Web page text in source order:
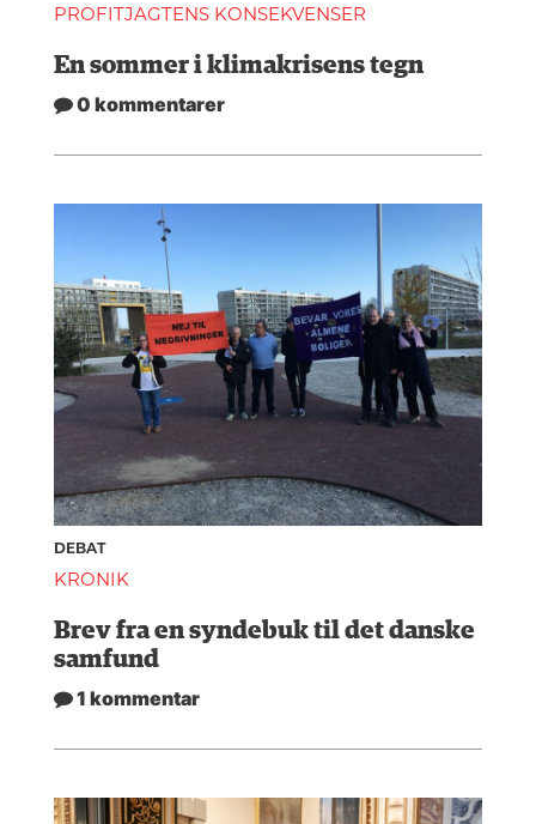
PROFITJAGTENS KONSEKVENSER
En sommer i klimakrisens tegn
0 kommentarer
DEBAT
KRONIK
Brev fra en syndebuk til det danske
samfund
1 kommentar